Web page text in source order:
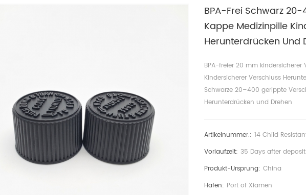
BPA-Frei Schwarz
Kappe Medizinpille
Herunterdrücken Und
BPA-freier 20 mm kindersicherer
Kindersicherer Verschluss
Schwarze 20–400 gerippte
Herunterdrücken und Drehen
Artikelnummer.: 14 Child
Vorlaufzeit: 35 Days after
Produkt-Ursprung: China
Hafen: Port of Xiamen